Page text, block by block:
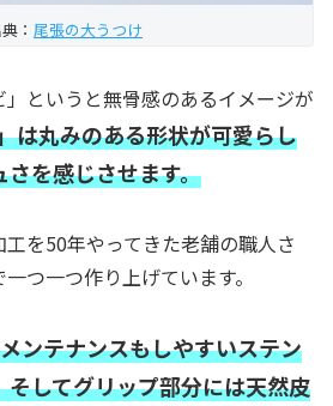
： 尾張の大うつけ
というと無骨感のあるイメージが
は丸みのある形状が可愛らし
を感じさせます。
を50年やってきた老舗の職人さ
つ一つ作り上げています。
ンテナンスもしやすいステン
そしてグリップ部分には天然皮